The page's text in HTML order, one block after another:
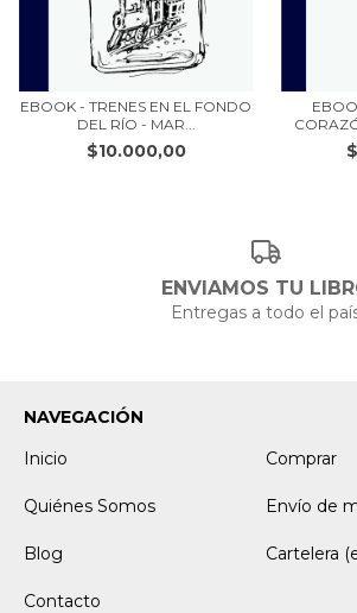
EBOOK - TRENES EN EL FONDO
DEL RÍO - MAR...
$10.000,00
ENVIAMOS TU
Entregas a todo el
NAVEGACIÓN
Inicio
Comprar
Quiénes Somos Envío de
Blog Cartelera
Contacto